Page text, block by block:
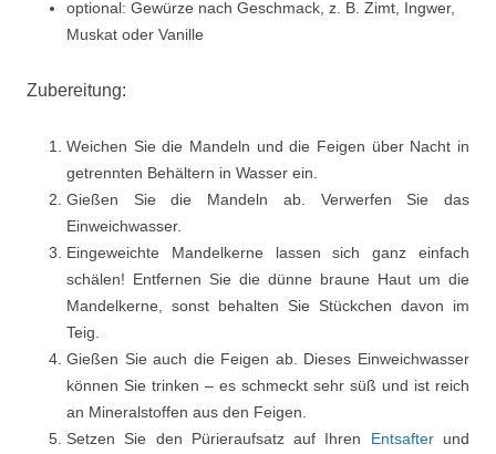
optional: Gewürze nach Geschmack, z. B. Zimt, Ingwer,
Muskat oder Vanille
Zubereitung:
Weichen Sie die Mandeln und die Feigen über Nacht in
getrennten Behältern in Wasser ein.
Gießen Sie die Mandeln ab. Verwerfen Sie das
Einweichwasser.
Eingeweichte Mandelkerne lassen sich ganz einfach
schälen! Entfernen Sie die dünne braune Haut um die
Mandelkerne, sonst behalten Sie Stückchen davon im
Teig.
Gießen Sie auch die Feigen ab. Dieses Einweichwasser
können Sie trinken – es schmeckt sehr süß und ist reich
an Mineralstoffen aus den Feigen.
Setzen Sie den Pürieraufsatz auf Ihren Entsafterund